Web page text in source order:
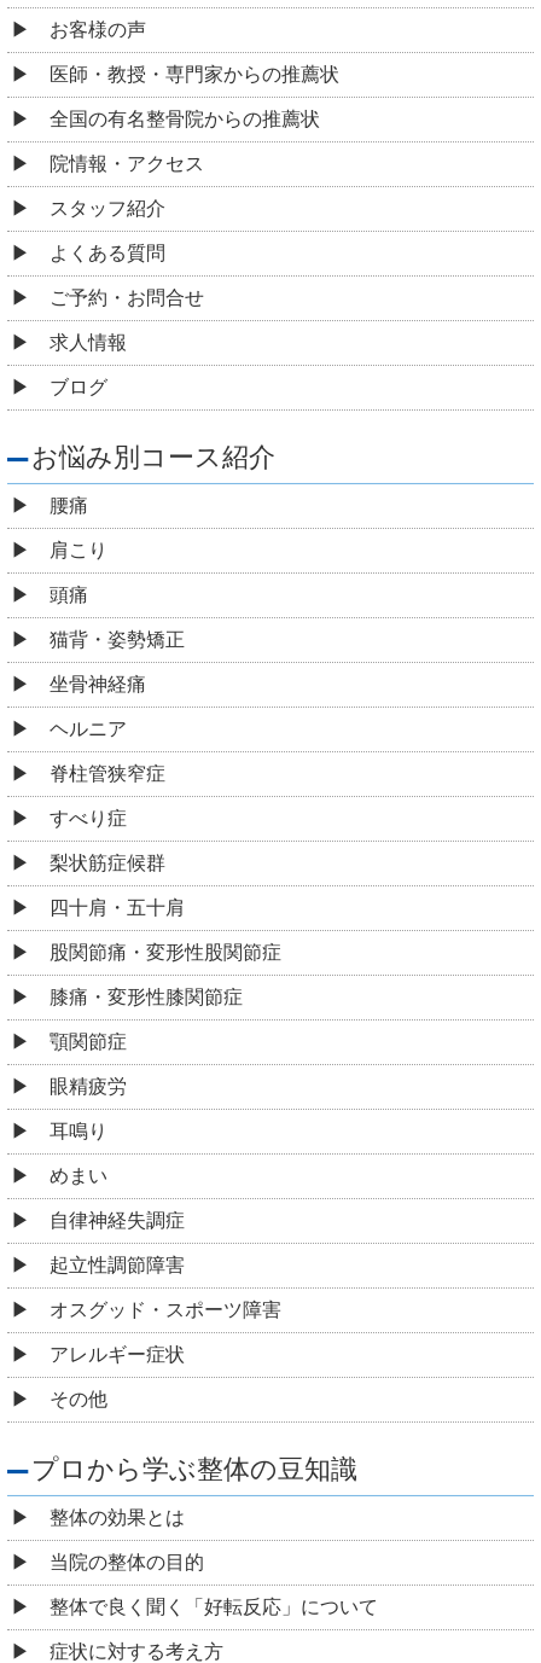
お客様の声
医師・教授・専門家からの推薦状
全国の有名整骨院からの推薦状
院情報・アクセス
スタッフ紹介
よくある質問
ご予約・お問合せ
求人情報
ブログ
お悩み別コース紹介
腰痛
肩こり
頭痛
猫背・姿勢矯正
坐骨神経痛
ヘルニア
脊柱管狭窄症
すべり症
梨状筋症候群
四十肩・五十肩
股関節痛・変形性股関節症
膝痛・変形性膝関節症
顎関節症
眼精疲労
耳鳴り
めまい
自律神経失調症
起立性調節障害
オスグッド・スポーツ障害
アレルギー症状
その他
プロから学ぶ整体の豆知識
整体の効果とは
当院の整体の目的
整体で良く聞く「好転反応」について
症状に対する考え方